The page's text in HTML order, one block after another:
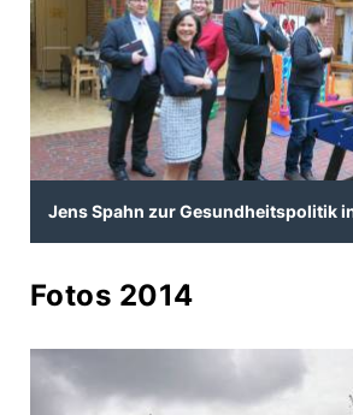
Jens Spahn zur Gesundheitspolitik
Fotos 2014